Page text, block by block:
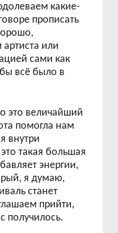
какие-
прописать
или
сами как
всё было в
это величайший
помогла нам
внутри
такая большая
энергии,
я думаю,
станет
прийти,
получилось.